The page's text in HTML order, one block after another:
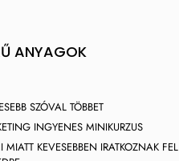
ANYAGOK
SZÓVAL TÖBBET
INGYENES MINIKURZUS
KEVESEBBEN IRATKOZNAK FEL